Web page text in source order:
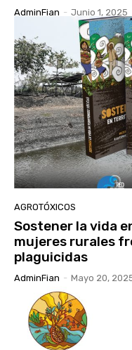
AdminFian - Junio 1, 2025
AGROTÓXICOS
Sostener la vida
mujeres rurales
plaguicidas
AdminFian - Mayo 20,